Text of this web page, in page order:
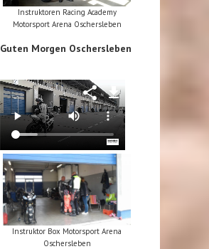
Instruktoren Racing Academy
Motorsport Arena Oschersleben
Guten Morgen Oschersleben
Instruktor Box Motorsport Arena
Oschersleben